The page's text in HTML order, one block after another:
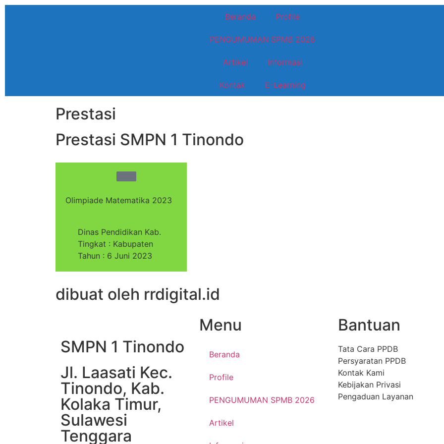
Beranda Profile
PENGUMUMAN SPMB 2026
Artikel Informasi
Kontak E-Learning
Prestasi
Prestasi SMPN 1 Tinondo
Olimpiade Matematika 2023
Dinas Pendidikan Kab.
Tingkat : Kabupaten
Tahun : 6 Juni 2023
dibuat oleh rrdigital.id
SMPN 1 Tinondo
Jl. Laasati Kec.
Tinondo, Kab.
Kolaka Timur,
Sulawesi
Tenggara
Menu
Beranda
Profile
PENGUMUMAN SPMB 2026
Artikel
Bantuan
Tata Cara PPDB
Persyaratan PPDB
Kontak Kami
Kebijakan Privasi
Pengaduan Layanan